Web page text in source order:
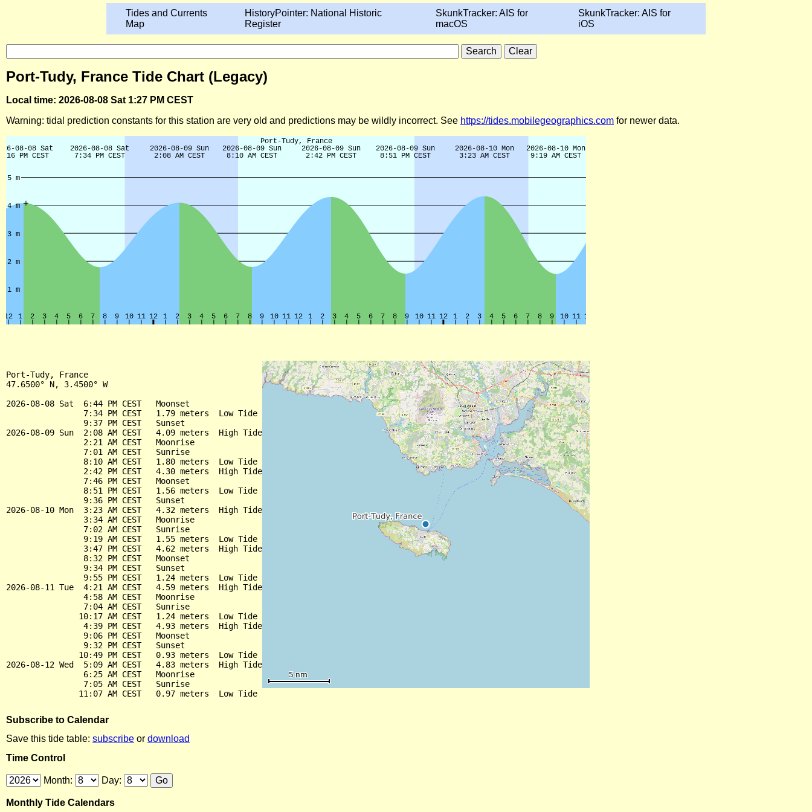
Tides and Currents
Map
HistoryPointer: National Historic
Register
SkunkTracker: AIS for
macOS
SkunkTracker: AIS for
iOS
Port-Tudy, France Tide Chart (Legacy)
Local time: 2026-08-08 Sat 1:27 PM CEST
Warning: tidal prediction constants for this station are very old and predictions may be wildly incorrect. See https://tides.mobilegeographics.com for newer data.
Port-Tudy, France
47.6500° N, 3.4500° W
2026-08-08 Sat  6:44 PM CEST   Moonset
                7:34 PM CEST   1.79 meters  Low Tide
                9:37 PM CEST   Sunset
2026-08-09 Sun  2:08 AM CEST   4.09 meters  High Tide
                2:21 AM CEST   Moonrise
                7:01 AM CEST   Sunrise
                8:10 AM CEST   1.80 meters  Low Tide
                2:42 PM CEST   4.30 meters  High Tide
                7:46 PM CEST   Moonset
                8:51 PM CEST   1.56 meters  Low Tide
                9:36 PM CEST   Sunset
2026-08-10 Mon  3:23 AM CEST   4.32 meters  High Tide
                3:34 AM CEST   Moonrise
                7:02 AM CEST   Sunrise
                9:19 AM CEST   1.55 meters  Low Tide
                3:47 PM CEST   4.62 meters  High Tide
                8:32 PM CEST   Moonset
                9:34 PM CEST   Sunset
                9:55 PM CEST   1.24 meters  Low Tide
2026-08-11 Tue  4:21 AM CEST   4.59 meters  High Tide
                4:58 AM CEST   Moonrise
                7:04 AM CEST   Sunrise
               10:17 AM CEST   1.24 meters  Low Tide
                4:39 PM CEST   4.93 meters  High Tide
                9:06 PM CEST   Moonset
                9:32 PM CEST   Sunset
               10:49 PM CEST   0.93 meters  Low Tide
2026-08-12 Wed  5:09 AM CEST   4.83 meters  High Tide
                6:25 AM CEST   Moonrise
                7:05 AM CEST   Sunrise
Subscribe to Calendar
Save this tide table: subscribe or download
Time Control
Month: Day:
Monthly Tide Calendars